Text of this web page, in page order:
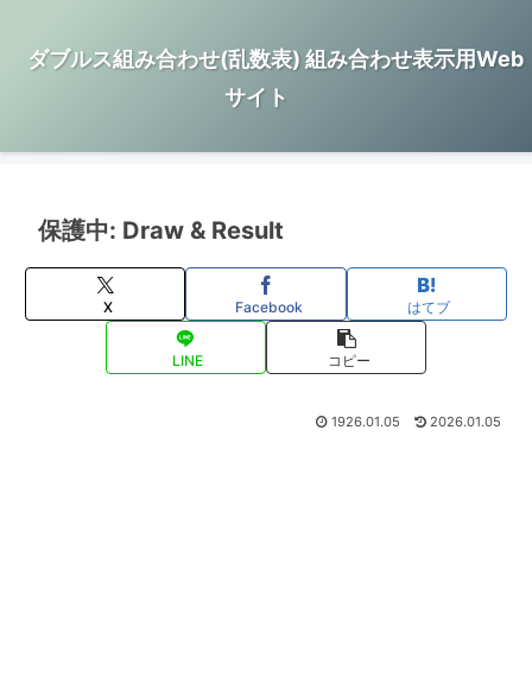
ダブルス組み合わせ(乱数表) 組み合わせ表示用Web
サイト
保護中: Draw & Result
X Facebook はてブ
LINE コピー
1926.01.05 2026.01.05